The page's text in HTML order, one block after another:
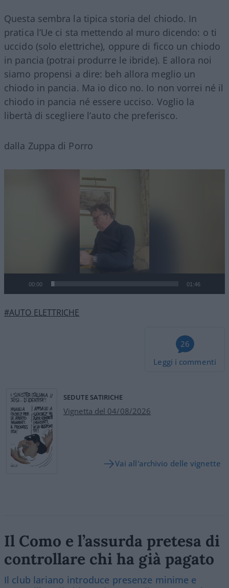
Questa sembra la tipica storia del chiodo. In
pratica l’Ue ci sta mettendo al muro dicendo: o ti
uccido (solo elettriche), oppure di ficco un chiodo
in pancia (potrai produrre le ibride). E allora noi
siamo propensi a dire: beh allora meglio un
chiodo in pancia. Ma io dico no. Io non vorrei né il
chiodo in pancia né essere ucciso. Voglio la
libertà di scegliere l’auto che preferisco.
dalla Zuppa di Porro
00:00 01:46
#AUTO ELETTRICHE
26
Leggi i commenti
SEDUTE SATIRICHE
Vignetta del 04/08/2026
Vai all'archivio delle vignette
Il Como e l’assurda pretesa di
controllare chi ha già pagato
Il club lariano introduce presenze minime e